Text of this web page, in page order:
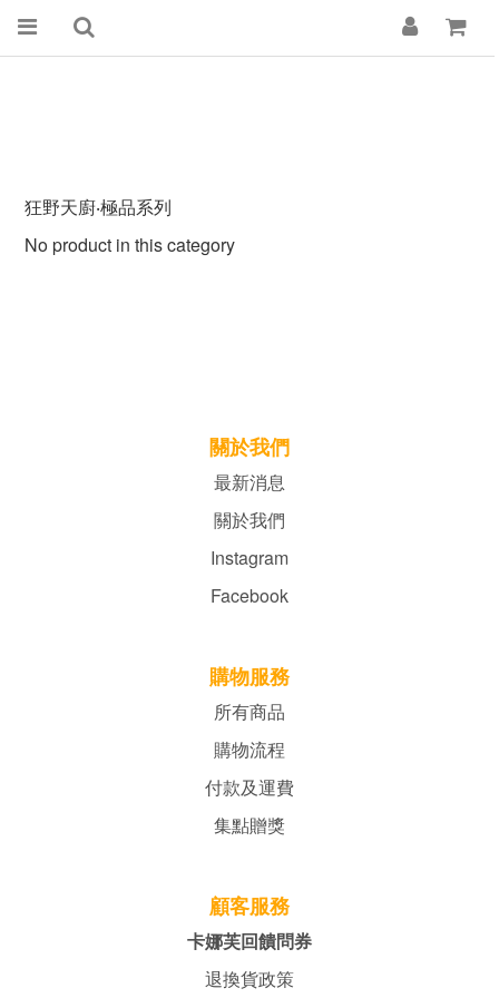
狂野天廚‧極品系列
No product in this category
關於我們
最新消息
關於我們
Instagram
Facebook
購物服務
所有商品
購物流程
付款及運費
集點贈獎
顧客服務
卡娜芙回饋問券
退換貨政策